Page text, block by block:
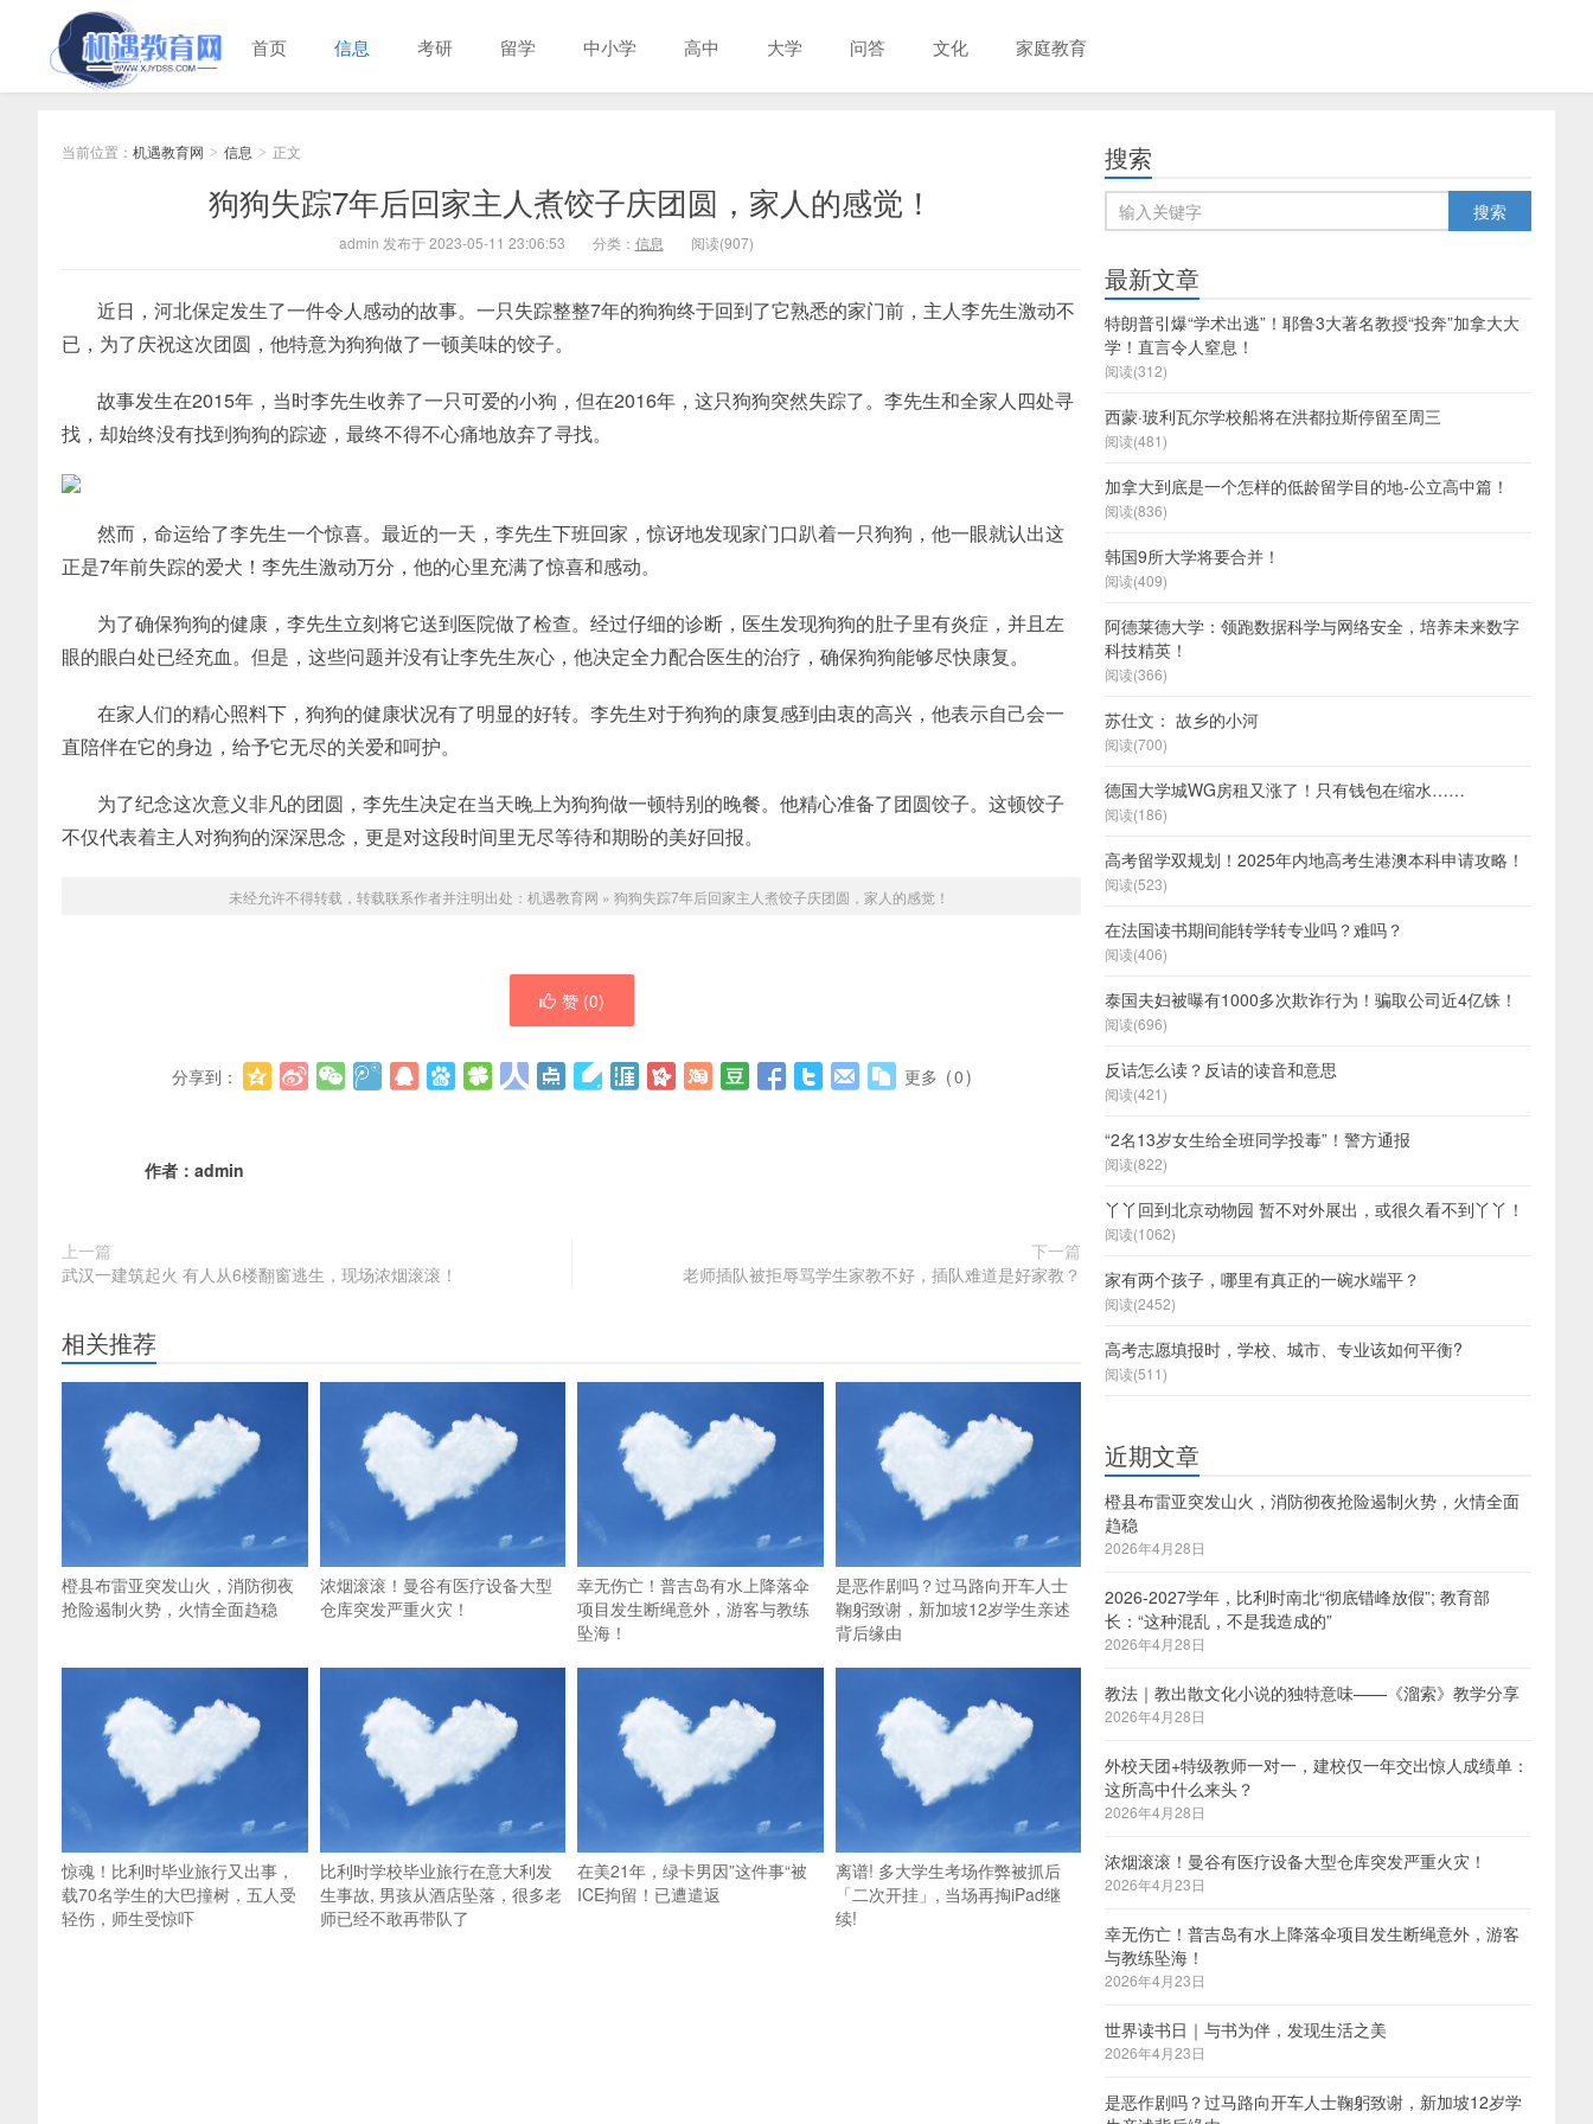
首页 信息 考研 留学 中小学 高中 大学 问答 文化 家庭教育
当前位置： 机遇教育网 > 信息 > 正文
狗狗失踪7年后回家主人煮饺子庆团圆，家人的感觉！
admin 发布于 2023-05-11 23:06:53 分类： 信息 阅读(907)
近日，河北保定发生了一件令人感动的故事。一只失踪整整7年的狗狗终于回到了它熟悉的家门前，主人李先生激动不
已，为了庆祝这次团圆，他特意为狗狗做了一顿美味的饺子。
故事发生在2015年，当时李先生收养了一只可爱的小狗，但在2016年，这只狗狗突然失踪了。李先生和全家人四处寻
找，却始终没有找到狗狗的踪迹，最终不得不心痛地放弃了寻找。
然而，命运给了李先生一个惊喜。最近的一天，李先生下班回家，惊讶地发现家门口趴着一只狗狗，他一眼就认出这
正是7年前失踪的爱犬！李先生激动万分，他的心里充满了惊喜和感动。
为了确保狗狗的健康，李先生立刻将它送到医院做了检查。经过仔细的诊断，医生发现狗狗的肚子里有炎症，并且左
眼的眼白处已经充血。但是，这些问题并没有让李先生灰心，他决定全力配合医生的治疗，确保狗狗能够尽快康复。
在家人们的精心照料下，狗狗的健康状况有了明显的好转。李先生对于狗狗的康复感到由衷的高兴，他表示自己会一
直陪伴在它的身边，给予它无尽的关爱和呵护。
为了纪念这次意义非凡的团圆，李先生决定在当天晚上为狗狗做一顿特别的晚餐。他精心准备了团圆饺子。这顿饺子
不仅代表着主人对狗狗的深深思念，更是对这段时间里无尽等待和期盼的美好回报。
未经允许不得转载，转载联系作者并注明出处： 机遇教育网 » 狗狗失踪7年后回家主人煮饺子庆团圆，家人的感觉！
赞 (0)
分享到： 更多 (0)
作者： admin
上一篇
武汉一建筑起火 有人从6楼翻窗逃生，现场浓烟滚滚！
下一篇
老师插队被拒辱骂学生家教不好，插队难道是好家教？
相关推荐
橙县布雷亚突发山火，消防彻夜
抢险遏制火势，火情全面趋稳
浓烟滚滚！曼谷有医疗设备大型
仓库突发严重火灾！
幸无伤亡！普吉岛有水上降落伞
项目发生断绳意外，游客与教练
坠海！
是恶作剧吗？过马路向开车人士
鞠躬致谢，新加坡12岁学生亲述
背后缘由
惊魂！比利时毕业旅行又出事，
载70名学生的大巴撞树，五人受
轻伤，师生受惊吓
比利时学校毕业旅行在意大利发
生事故, 男孩从酒店坠落，很多老
师已经不敢再带队了
在美21年，绿卡男因”这件事“被
ICE拘留！已遭遣返
离谱! 多大学生考场作弊被抓后
「二次开挂」, 当场再掏iPad继
续!
搜索
最新文章
特朗普引爆“学术出逃”！耶鲁3大著名教授“投奔”加拿大大
学！直言令人窒息！
阅读(312)
西蒙·玻利瓦尔学校船将在洪都拉斯停留至周三
阅读(481)
加拿大到底是一个怎样的低龄留学目的地-公立高中篇！
阅读(836)
韩国9所大学将要合并！
阅读(409)
阿德莱德大学：领跑数据科学与网络安全，培养未来数字
科技精英！
阅读(366)
苏仕文： 故乡的小河
阅读(700)
德国大学城WG房租又涨了！只有钱包在缩水……
阅读(186)
高考留学双规划！2025年内地高考生港澳本科申请攻略！
阅读(523)
在法国读书期间能转学转专业吗？难吗？
阅读(406)
泰国夫妇被曝有1000多次欺诈行为！骗取公司近4亿铢！
阅读(696)
反诘怎么读？反诘的读音和意思
阅读(421)
“2名13岁女生给全班同学投毒”！警方通报
阅读(822)
丫丫回到北京动物园 暂不对外展出，或很久看不到丫丫！
阅读(1062)
家有两个孩子，哪里有真正的一碗水端平？
阅读(2452)
高考志愿填报时，学校、城市、专业该如何平衡?
阅读(511)
近期文章
橙县布雷亚突发山火，消防彻夜抢险遏制火势，火情全面
趋稳
2026年4月28日
2026-2027学年，比利时南北“彻底错峰放假”; 教育部
长：“这种混乱，不是我造成的”
2026年4月28日
教法｜教出散文化小说的独特意味——《溜索》教学分享
2026年4月28日
外校天团+特级教师一对一，建校仅一年交出惊人成绩单：
这所高中什么来头？
2026年4月28日
浓烟滚滚！曼谷有医疗设备大型仓库突发严重火灾！
2026年4月23日
幸无伤亡！普吉岛有水上降落伞项目发生断绳意外，游客
与教练坠海！
2026年4月23日
世界读书日｜与书为伴，发现生活之美
2026年4月23日
是恶作剧吗？过马路向开车人士鞠躬致谢，新加坡12岁学